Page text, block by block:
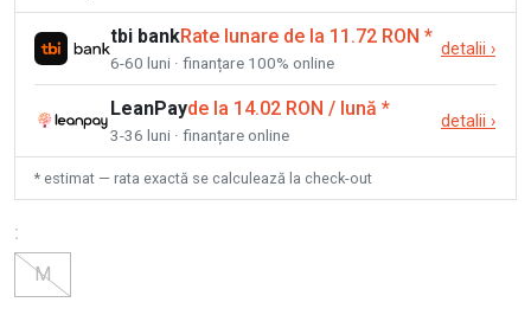
tbi bankRate lunare de la 11.72 RON *
6-60 luni · finanțare 100% online
detalii ›
LeanPayde la 14.02 RON / lună *
3-36 luni · finanțare online
detalii ›
* estimat — rata exactă se calculează la check-out
:
M